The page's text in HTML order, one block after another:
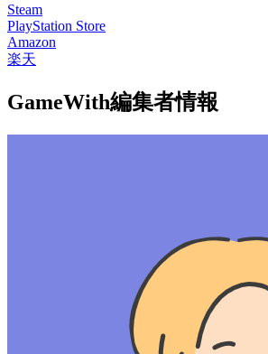
Steam
PlayStation Store
Amazon
楽天
GameWith編集者情報